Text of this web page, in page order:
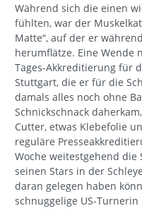
Während sich die einen
fühlten, war der
Matte“, auf der er
herumflätze. Eine Wende
Tages-Akkreditierung für
Stuttgart, die er für die
damals alles noch ohne
Schnickschnack
Cutter, etwas Klebefolie
reguläre
Woche weitestgehend die
seinen Stars in der
daran gelegen haben
schnuggelige US-